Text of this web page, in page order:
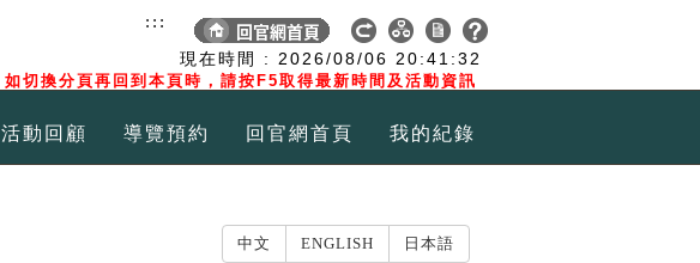
現在時間 : 2026/08/06 20:41:32
如切換分頁再回到本頁時，請按F5取得最新時間及活動資訊
:::
活動回顧 導覽預約 回官網首頁 我的紀錄
中文
ENGLISH 日本語